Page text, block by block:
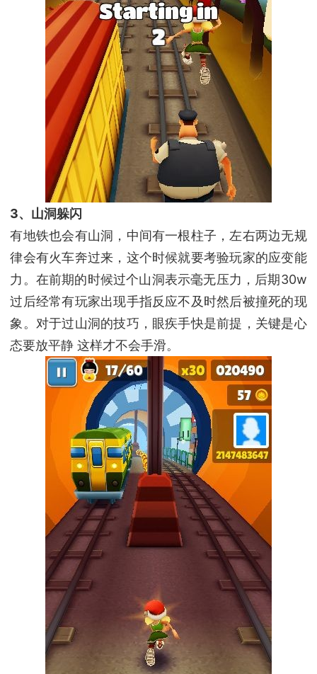
3、山洞躲闪
有地铁也会有山洞，中间有一根柱子，左右两边无规
律会有火车奔过来，这个时候就要考验玩家的应变能
力。在前期的时候过个山洞表示毫无压力，后期30w
过后经常有玩家出现手指反应不及时然后被撞死的现
象。对于过山洞的技巧，眼疾手快是前提，关键是心
态要放平静 这样才不会手滑。